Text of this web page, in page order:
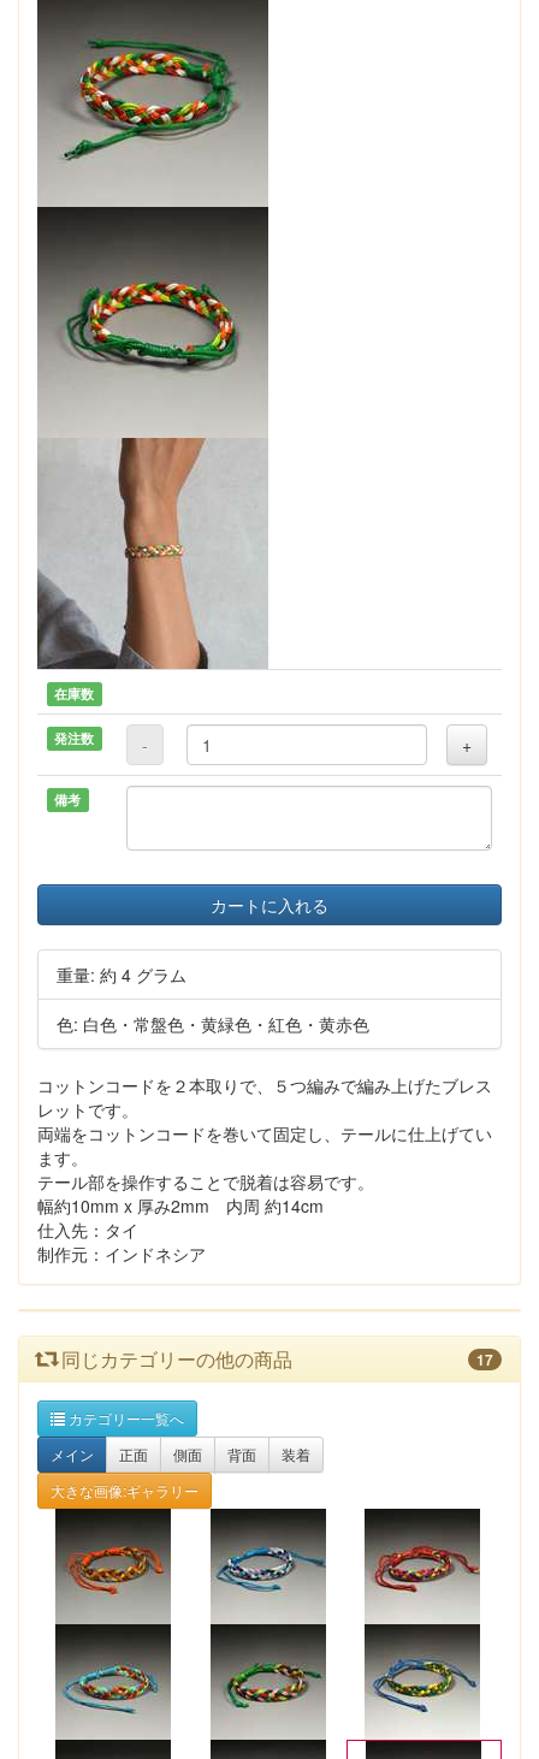
在庫数
発注数 - +
備考
カートに入れる
重量: 約 4 グラム
色: 白色・常盤色・黄緑色・紅色・黄赤色
コットンコードを２本取りで、５つ編みで編み上げたブレス
レットです。
両端をコットンコードを巻いて固定し、テールに仕上げてい
ます。
テール部を操作することで脱着は容易です。
幅約10mm x 厚み2mm 内周 約14cm
仕入先：タイ
制作元：インドネシア
同じカテゴリーの他の商品 17
カテゴリー一覧へ
メイン
正面 側面 背面
装着
大きな画像:ギャラリー